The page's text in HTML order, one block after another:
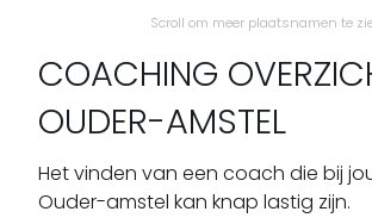
Beinsdorp
Bennebroek
Bentveld
Scroll om meer plaatsnamen te
COACHING
OUDER-AMSTEL
Het vinden van een coach die bij
Ouder-amstel kan knap lastig zijn.